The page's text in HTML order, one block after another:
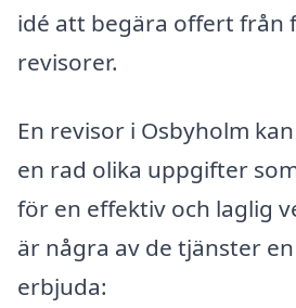
idé att begära offert från
revisorer.
En revisor i Osbyholm
en rad olika uppgifter
för en effektiv och laglig
är några av de tjänster
erbjuda: